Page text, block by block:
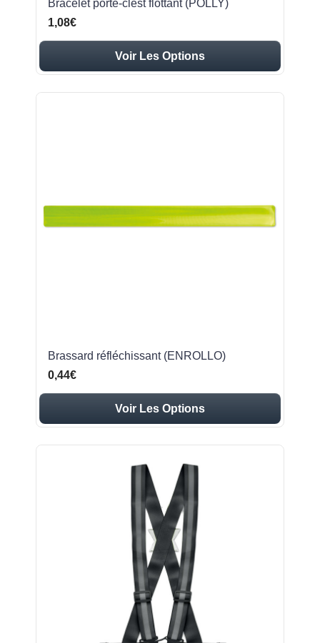
Bracelet porte-clést flottant (POLLY)
1,08€
Voir Les Options
Brassard réfléchissant (ENROLLO)
0,44€
Voir Les Options